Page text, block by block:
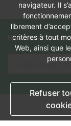
Restez
navigateur. Il
librement
critères à tout
Web, ainsi que
Refuser